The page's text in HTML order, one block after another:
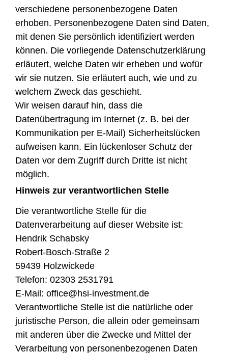
verschiedene personenbezogene Daten
erhoben. Personenbezogene Daten sind Daten,
mit denen Sie persönlich identifiziert werden
können. Die vorliegende Datenschutzerklärung
erläutert, welche Daten wir erheben und wofür
wir sie nutzen. Sie erläutert auch, wie und zu
welchem Zweck das geschieht.
Wir weisen darauf hin, dass die
Datenübertragung im Internet (z. B. bei der
Kommunikation per E-Mail) Sicherheitslücken
aufweisen kann. Ein lückenloser Schutz der
Daten vor dem Zugriff durch Dritte ist nicht
möglich.
Hinweis zur verantwortlichen Stelle
Die verantwortliche Stelle für die
Datenverarbeitung auf dieser Website ist:
Hendrik Schabsky
Robert-Bosch-Straße 2
59439 Holzwickede
Telefon: 02303 2531791
E-Mail: office@hsi-investment.de
Verantwortliche Stelle ist die natürliche oder
juristische Person, die allein oder gemeinsam
mit anderen über die Zwecke und Mittel der
Verarbeitung von personenbezogenen Daten